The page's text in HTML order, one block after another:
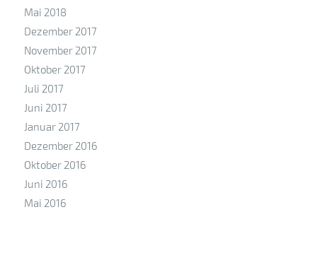
Mai 2018
Dezember 2017
November 2017
Oktober 2017
Juli 2017
Juni 2017
Januar 2017
Dezember 2016
Oktober 2016
Juni 2016
Mai 2016